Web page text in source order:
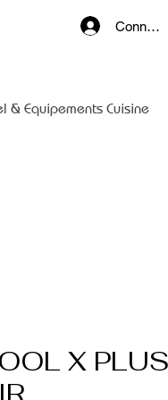
& Equipements Cuisine
X